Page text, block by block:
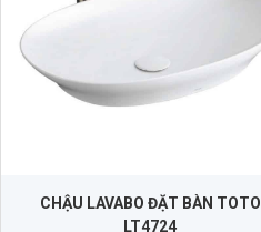
CHẬU LAVABO ĐẶT BÀN TOTO
LT4724